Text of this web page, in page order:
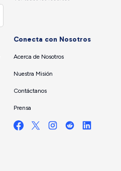
Conecta con Nosotros
Acerca de Nosotros
Nuestra Misión
Contáctanos
Prensa